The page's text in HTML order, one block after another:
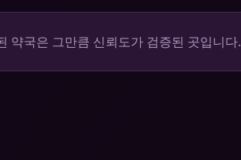
약국은 그만큼 신뢰도가 검증된 곳입니다.